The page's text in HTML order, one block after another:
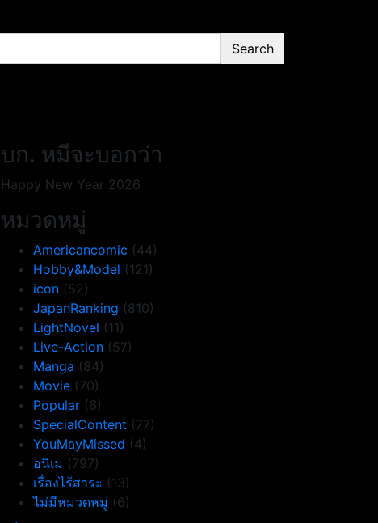
Search
บก. หมีจะบอกว่า
Happy New Year 2026
หมวดหมู่
Americancomic (44)
Hobby&Model (121)
icon (52)
JapanRanking (810)
LightNovel (11)
Live-Action (57)
Manga (84)
Movie (70)
Popular (6)
SpecialContent (77)
YouMayMissed (4)
อนิเม (797)
เรื่องไร้สาระ (13)
ไม่มีหมวดหมู่ (6)